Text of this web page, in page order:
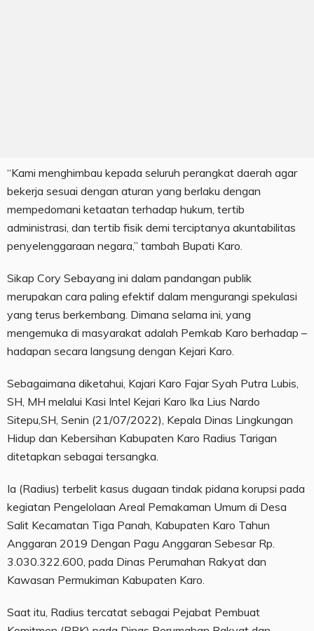
“Kami menghimbau kepada seluruh perangkat daerah agar
bekerja sesuai dengan aturan yang berlaku dengan
mempedomani ketaatan terhadap hukum, tertib
administrasi, dan tertib fisik demi terciptanya akuntabilitas
penyelenggaraan negara,” tambah Bupati Karo.
Sikap Cory Sebayang ini dalam pandangan publik
merupakan cara paling efektif dalam mengurangi spekulasi
yang terus berkembang. Dimana selama ini, yang
mengemuka di masyarakat adalah Pemkab Karo berhadap –
hadapan secara langsung dengan Kejari Karo.
Sebagaimana diketahui, Kajari Karo Fajar Syah Putra Lubis,
SH, MH melalui Kasi Intel Kejari Karo Ika Lius Nardo
Sitepu,SH, Senin (21/07/2022), Kepala Dinas Lingkungan
Hidup dan Kebersihan Kabupaten Karo Radius Tarigan
ditetapkan sebagai tersangka.
Ia (Radius) terbelit kasus dugaan tindak pidana korupsi pada
kegiatan Pengelolaan Areal Pemakaman Umum di Desa
Salit Kecamatan Tiga Panah, Kabupaten Karo Tahun
Anggaran 2019 Dengan Pagu Anggaran Sebesar Rp.
3.030.322.600, pada Dinas Perumahan Rakyat dan
Kawasan Permukiman Kabupaten Karo.
Saat itu, Radius tercatat sebagai Pejabat Pembuat